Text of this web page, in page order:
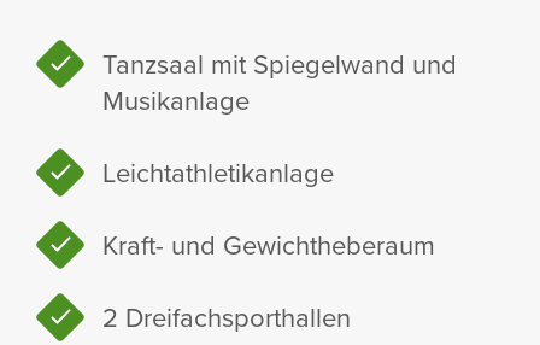
Tanz­saal mit Spie­gel­wand und
Musik­an­lage
Leicht­ath­le­tik­an­lage
Kraft- und Gewicht­he­be­raum
2 Drei­fach­sport­hallen